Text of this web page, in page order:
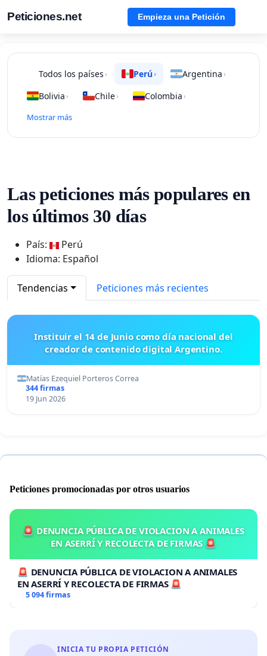
Peticiones.net Empieza una Petición
Todos los países › Perú› Argentina ›
Bolivia › Chile› Colombia ›
Mostrar más
Las peticiones más populares en
los últimos 30 días
País:
Perú
Idioma: Español
Tendencias Peticiones más recientes
Instituir el 14 de Junio como día nacional del
creador de contenido digital Argentino.
Matías Ezequiel Porteros Correa
344 firmas
19 Jun 2026
Peticiones promocionadas por otros usuarios
🚨 DENUNCIA PÚBLICA DE VIOLACION A ANIMALES
EN ASERRÍ Y RECOLECTA DE FIRMAS 🚨
🚨 DENUNCIA PÚBLICA DE VIOLACION A ANIMALES
EN ASERRÍ Y RECOLECTA DE FIRMAS 🚨
5 094 firmas
INICIA TU PROPIA PETICIÓN